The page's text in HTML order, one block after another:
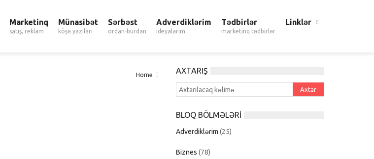
Marketinq
satış, reklam
Münasibət
köşə yazıları
Sərbəst
ordan-burdan
Adverdiklərim
ideyalarım
Tədbirlər
marketinq tədbirlər
Linklər
Home AXTARIŞ
BLOQ BÖLMƏLƏRI
Adverdiklərim (25)
Biznes (78)